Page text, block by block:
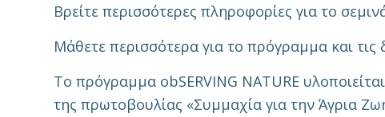
Βρείτε περισσότερες πληροφορίες για το
Μάθετε περισσότερα για το πρόγραμμα και τις
Το πρόγραμμα obSERVING NATURE
της πρωτοβουλίας «Συμμαχία για την Άγρια